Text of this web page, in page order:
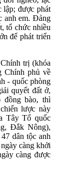
lập; được phát
anh em. Đảng
tổ chức nhiều
để phát triển
trị (khóa
Chính phủ về
- quốc phòng
quyết đất ở,
đồng bào, thì
lược này
Tây Tổ quốc
Đắk Nông),
dân tộc anh
càng khởi
càng được